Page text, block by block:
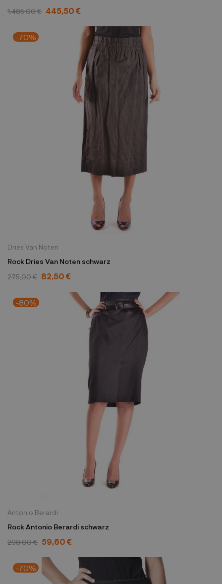
1.485,00 € 445,50 €
-70%
Dries Van Noten
Rock Dries Van Noten schwarz
275,00 € 82,50 €
-80%
Antonio Berardi
Rock Antonio Berardi schwarz
298,00 € 59,60 €
-70%